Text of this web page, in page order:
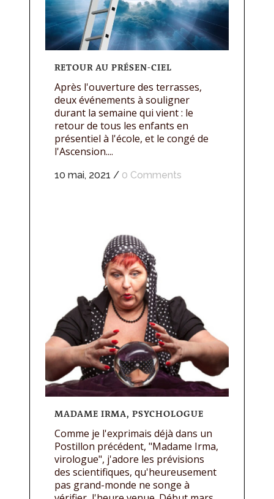
RETOUR AU PRÉSEN-CIEL
Après l'ouverture des terrasses,
deux événements à souligner
durant la semaine qui vient : le
retour de tous les enfants en
présentiel à l'école, et le congé de
l'Ascension....
10 mai, 2021 / 0 Comments
MADAME IRMA, PSYCHOLOGUE
Comme je l'exprimais déjà dans un
Postillon précédent, "Madame Irma,
virologue", j'adore les prévisions
des scientifiques, qu'heureusement
pas grand-monde ne songe à